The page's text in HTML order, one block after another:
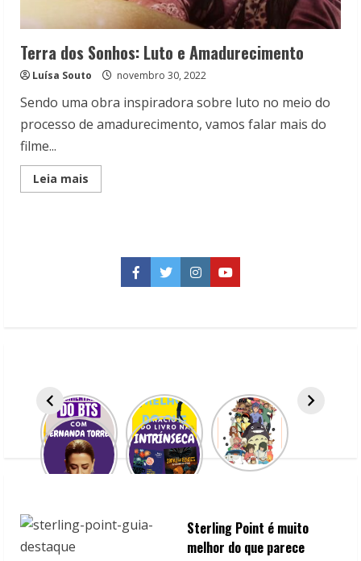
Terra dos Sonhos: Luto e Amadurecimento
Luísa Souto novembro 30, 2022
Sendo uma obra inspiradora sobre luto no meio do
processo de amadurecimento, vamos falar mais do
filme...
Leia mais
more
Amadurecimento
Facebook
TwitterInstagramYouTube
Sterling Point é muito
melhor do que parece